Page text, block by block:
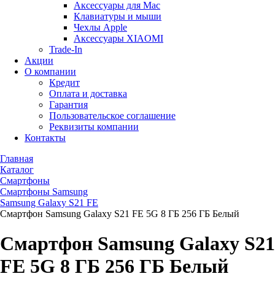
Аксессуары для Mac
Клавиатуры и мыши
Чехлы Apple
Аксессуары XIAOMI
Trade-In
Акции
О компании
Кредит
Оплата и доставка
Гарантия
Пользовательское соглашение
Реквизиты компании
Контакты
Главная
Каталог
Смартфоны
Смартфоны Samsung
Samsung Galaxy S21 FE
Смартфон Samsung Galaxy S21 FE 5G 8 ГБ 256 ГБ Белый
Смартфон Samsung Galaxy S21
FE 5G 8 ГБ 256 ГБ Белый